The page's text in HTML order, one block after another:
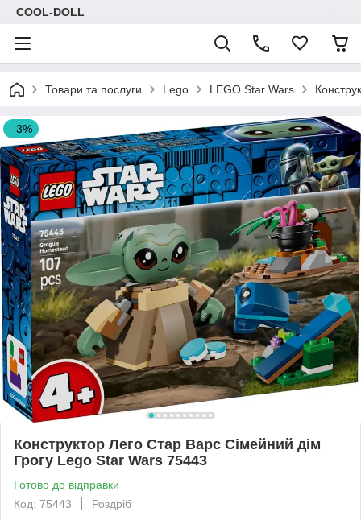
COOL-DOLL
Товари та послуги Lego LEGO Star Wars
–3%
Конструктор Лего Стар Варс Сімейний дім
Грогу Lego Star Wars 75443
Готово до відправки
Код: 75443
Роздріб